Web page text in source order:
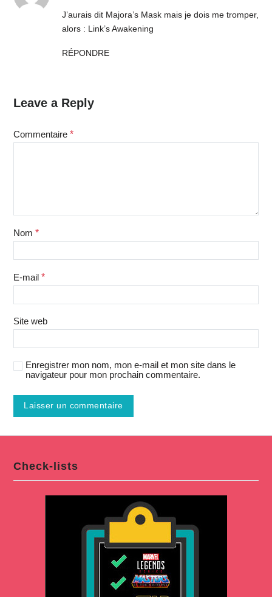
J’aurais dit Majora’s Mask mais je dois me tromper,
alors : Link’s Awakening
RÉPONDRE
Leave a Reply
Commentaire *
Nom *
E-mail *
Site web
Enregistrer mon nom, mon e-mail et mon site dans le
navigateur pour mon prochain commentaire.
Check-lists